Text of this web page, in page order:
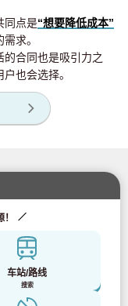
同点是“想要降低成本”
需求。
合同也是吸引力之
也会选择。
车站/路线
搜索